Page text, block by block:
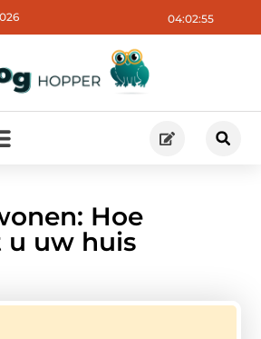
04:02:57
Hoe
u uw huis